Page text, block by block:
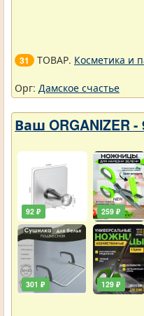
31 ТОВАР. Косметика и
Орг: Дамское счастье
Ваш ORGANIZER
92 ₽
301 ₽
259 ₽
129 ₽